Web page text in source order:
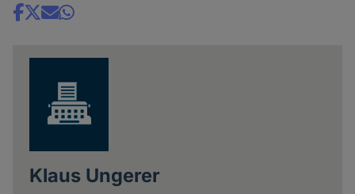
Share
Klaus Ungerer